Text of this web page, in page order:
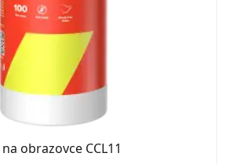
obrazovce CCL11